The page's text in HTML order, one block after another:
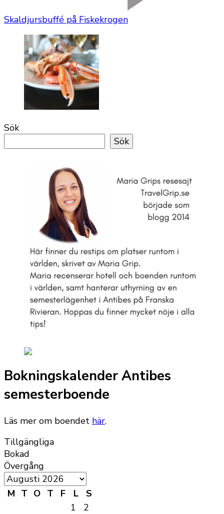
Skaldjursbuffé på Fiskekrogen
Sök
Sök
Bokningskalender Antibes
semesterboende
Läs mer om boendet här.
Tillgängliga
Bokad
Övergång
M T O T F L
S
1
2